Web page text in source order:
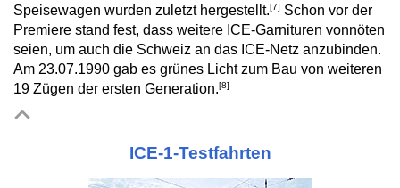
Speisewagen wurden zuletzt hergestellt.[7] Schon vor der
Premiere stand fest, dass weitere ICE-Garnituren vonnöten
seien, um auch die Schweiz an das ICE-Netz anzubinden.
Am 23.07.1990 gab es grünes Licht zum Bau von weiteren
19 Zügen der ersten Generation.[8]
ICE-1-Testfahrten